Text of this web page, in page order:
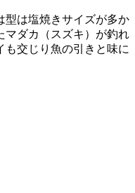
型は塩焼きサイズが多か
マダカ（スズキ）が釣れ
も交じり魚の引きと味に